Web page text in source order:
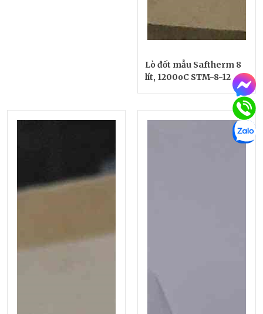
Lò đốt mẫu Saftherm 8
lít, 1200oC STM-8-12